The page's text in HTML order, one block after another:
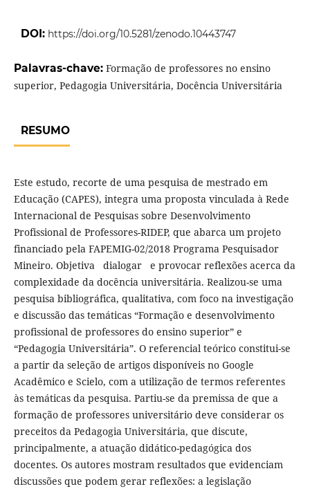
DOI: https://doi.org/10.5281/zenodo.10443747
Palavras-chave: Formação de professores no ensino
superior, Pedagogia Universitária, Docência Universitária
RESUMO
Este estudo, recorte de uma pesquisa de mestrado em
Educação (CAPES), integra uma proposta vinculada à Rede
Internacional de Pesquisas sobre Desenvolvimento
Profissional de Professores-RIDEP, que abarca um projeto
financiado pela FAPEMIG-02/2018 Programa Pesquisador
Mineiro. Objetiva dialogar e provocar reflexões acerca da
complexidade da docência universitária. Realizou-se uma
pesquisa bibliográfica, qualitativa, com foco na investigação
e discussão das temáticas “Formação e desenvolvimento
profissional de professores do ensino superior” e
“Pedagogia Universitária”. O referencial teórico constitui-se
a partir da seleção de artigos disponíveis no Google
Acadêmico e Scielo, com a utilização de termos referentes
às temáticas da pesquisa. Partiu-se da premissa de que a
formação de professores universitário deve considerar os
preceitos da Pedagogia Universitária, que discute,
principalmente, a atuação didático-pedagógica dos
docentes. Os autores mostram resultados que evidenciam
discussões que podem gerar reflexões: a legislação